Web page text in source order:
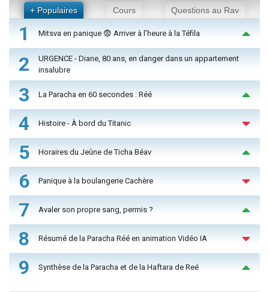
+ Populaires Cours Questions au Rav
1 Mitsva en panique 😨 Arriver à l'heure à la Téfila
2
URGENCE - Diane, 80 ans, en danger dans un appartement
insalubre
3 La Paracha en 60 secondes : Réé
4 Histoire - À bord du Titanic
5 Horaires du Jeûne de Ticha Béav
6 Panique à la boulangerie Cachère
7 Avaler son propre sang, permis ?
8 Résumé de la Paracha Réé en animation Vidéo IA
9 Synthèse de la Paracha et de la Haftara de Reé